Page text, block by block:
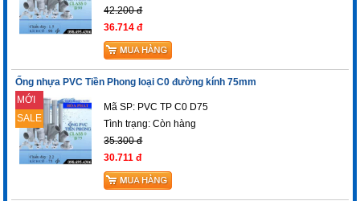
42.200 đ
36.714 đ
Ống nhựa PVC Tiền Phong loại C0 đường kính 75mm
MỚI
SALE
Mã SP: PVC TP C0 D75
Tình trạng:Còn hàng
35.300 đ
30.711 đ